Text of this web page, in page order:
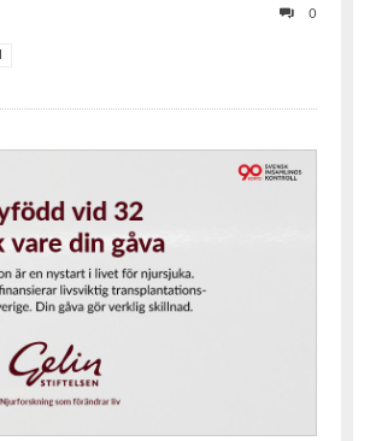
0